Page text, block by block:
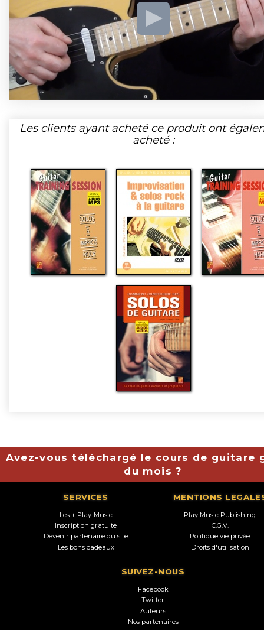
Les clients ayant acheté ce produit ont
acheté :
Avez-vous téléchargé le cours de guitare
du mois ?
SERVICES
Les + Play-Music
Inscription gratuite
Devenir partenaire du site
Les bons cadeaux
MENTIONS
Play Music Publishing
C.G.V.
Politique vie privée
Droits d'utilisation
SUIVEZ-NOUS
Facebook
Twitter
Auteurs
Nos partenaires